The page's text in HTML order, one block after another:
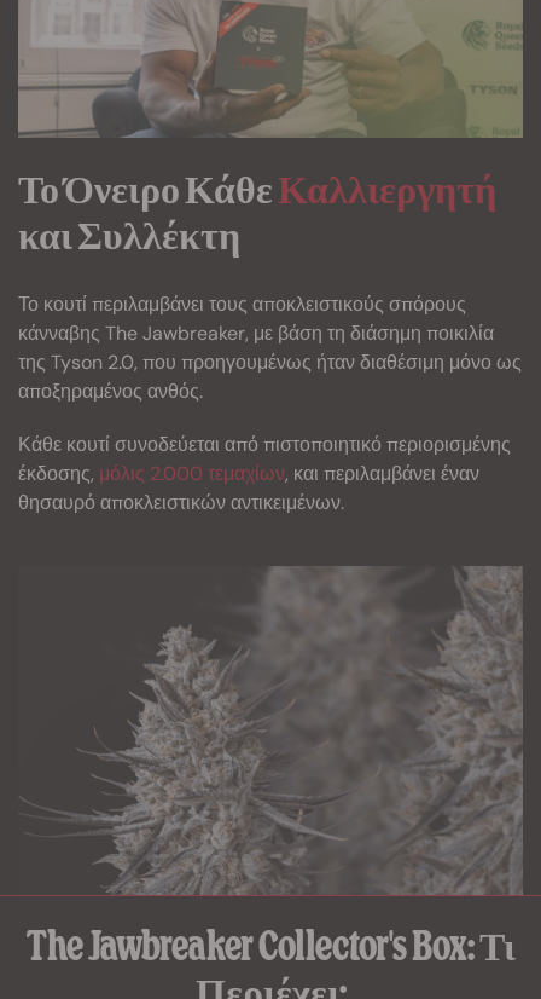
Το Όνειρο ΚάθεΚαλλιεργητή
και Συλλέκτη
Το κουτί περιλαμβάνει τους αποκλειστικούς σπόρους
κάνναβης The Jawbreaker, με βάση τη διάσημη ποικιλία
της Tyson 2.0, που προηγουμένως ήταν διαθέσιμη μόνο ως
αποξηραμένος ανθός.
Κάθε κουτί συνοδεύεται από πιστοποιητικό περιορισμένης
έκδοσης, μόλις 2.000 τεμαχίων, και περιλαμβάνει έναν
θησαυρό αποκλειστικών αντικειμένων.
The Jawbreaker Collector's Box: Τι